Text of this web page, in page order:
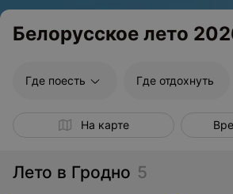
Белорусское лето
Где поесть Где отдохнуть
На карте
Лето в Гродно 5